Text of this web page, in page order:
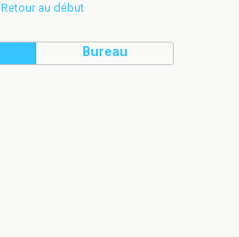
Retour au début
Bureau